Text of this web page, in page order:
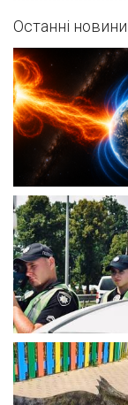
Останні новини